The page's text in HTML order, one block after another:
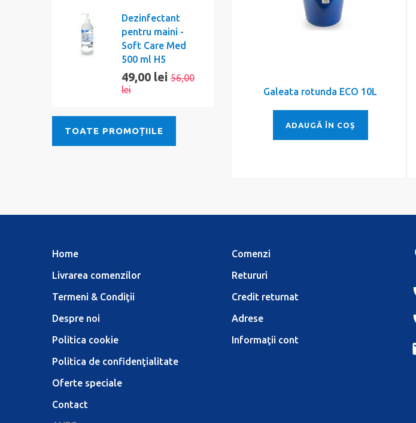
Galeata rotunda ECO 10L
ADAUGĂ ÎN COȘ
Dezinfectant
pentru maini -
Soft Care Med
500 ml H5
49,00 lei56,00
lei
TOATE PROMOȚIILE
Home
Livrarea comenzilor
Termeni & Condiţii
Despre noi
Politica cookie
Politica de confidenţialitate
Oferte speciale
Contact
Comenzi
Retururi
Credit returnat
Adrese
Informaţii cont